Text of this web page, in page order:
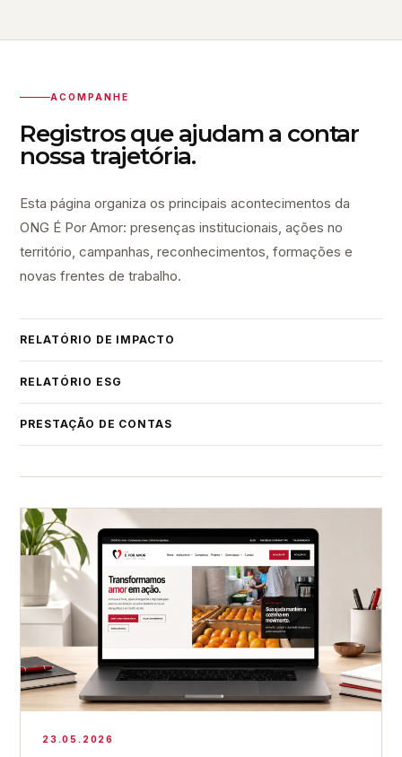
ACOMPANHE
Registros que ajudam a contar
nossa trajetória.
Esta página organiza os principais acontecimentos da
ONG É Por Amor: presenças institucionais, ações no
território, campanhas, reconhecimentos, formações e
novas frentes de trabalho.
RELATÓRIO DE IMPACTO
RELATÓRIO ESG
PRESTAÇÃO DE CONTAS
23.05.2026